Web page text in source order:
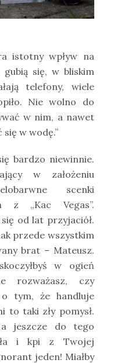
istotny wpływ na
gubią się, w bliskim
telefony, wiele
Nie wolno do
w nim, a nawet
w wodę.”
bardzo niewinnie.
w założeniu
scenki
z „Kac Vegas”.
od lat przyjaciół.
przede wszystkim
brat – Mateusz.
w ogień
rozważasz, czy
tym, że handluje
to taki zły pomysł.
a jeszcze do tego
i kpi z Twojej
jeden! Miałby